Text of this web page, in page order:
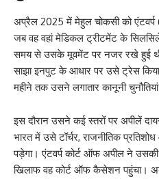
अप्रैल 2025 में मेहुल चोकसी को एंटवर्प
जब वह वहां मेडिकल ट्रीटमेंट के
समय से उसके मूवमेंट पर नजर रखे हुई
साझा इनपुट के आधार पर उसे ट्रेस
महीने तक उसने लगातार कानूनी
इस दौरान उसने कई स्तरों पर अपीलें
भारत में उसे टॉर्चर, राजनीतिक
पड़ेगा। एंटवर्प कोर्ट ऑफ अपील ने
खिलाफ वह कोर्ट ऑफ कैसेशन पहुंचा। अब